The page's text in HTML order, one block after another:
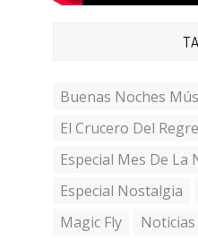
Buenas Noches
El Crucero Del
Especial Mes De La
Especial Nostalgia
Magic Fly
Noticias